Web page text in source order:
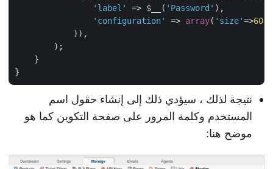
'label'
=> $__( 'Password' ),
'configuration'
=> array( 'size'=>60
            )),
        );
    }
نتيجة لذلك ، سيؤدي ذلك إلى إنشاء حقول اسم
المستخدم وكلمة المرور على صفحة التكوين كما هو
موضح هنا: